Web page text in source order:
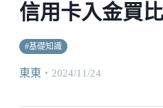
信用卡入金買
#基礎知識
東東 ・ 2024/11/24